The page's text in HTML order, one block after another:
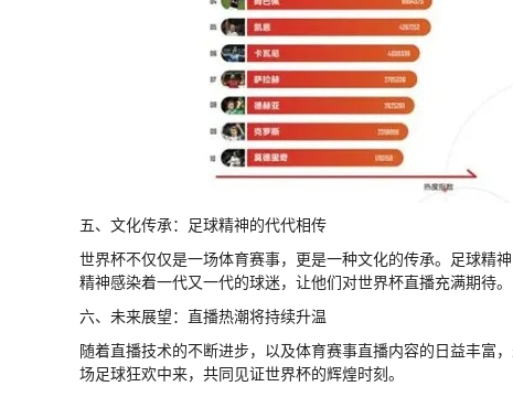
五、文化传承：足球精神的代代相传
世界杯不仅仅是一场体育赛事，更是一种文化的传承。足球精
精神感染着一代又一代的球迷，让他们对世界杯直播充满期待。
六、未来展望：直播热潮将持续升温
随着直播技术的不断进步，以及体育赛事直播内容的日益丰富
场足球狂欢中来，共同见证世界杯的辉煌时刻。